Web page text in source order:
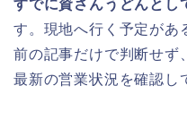
すでに資さんうどんとし
す。現地へ行く予定があ
前の記事だけで判断せず
最新の営業状況を確認し